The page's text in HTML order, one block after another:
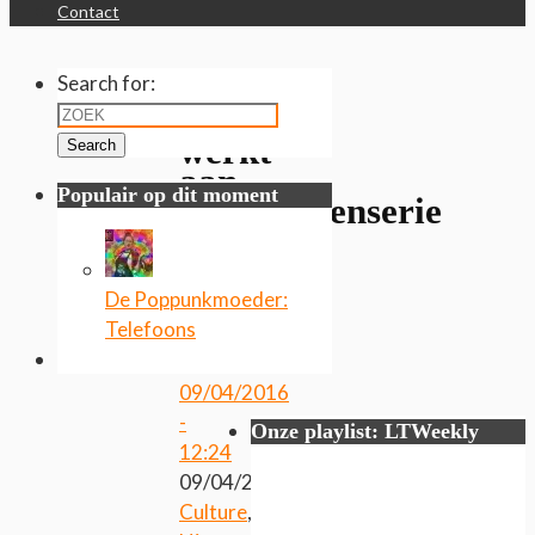
Contact
Gerard
Way
werkt
aan
stripboekenserie
Door
Jason
09/04/2016
-
12:24
09/04/2016
Culture,
Search for:
Search
Populair op dit moment
De Poppunkmoeder:
Telefoons
Onze playlist: LTWeekly